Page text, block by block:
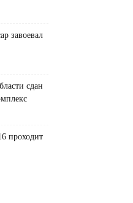
завоевал
сдан
проходит